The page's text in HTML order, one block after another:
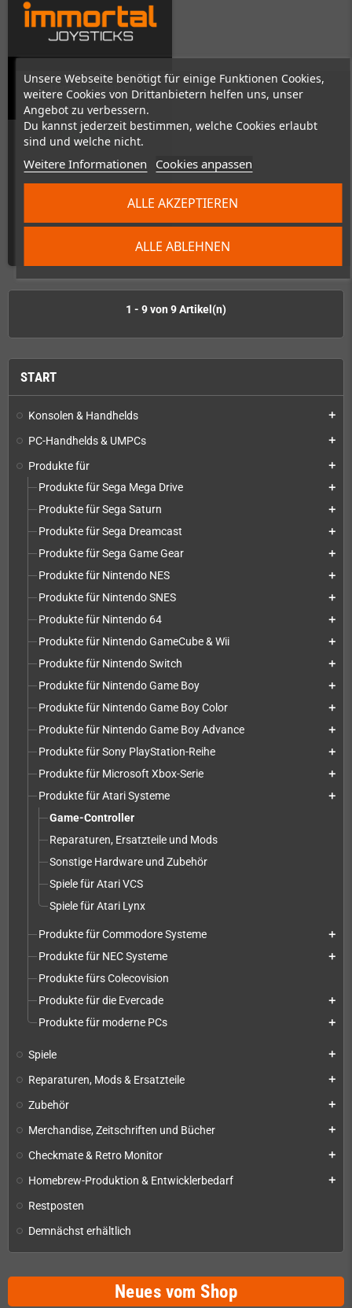
Unsere Webseite benötigt für einige Funktionen Cookies,
weitere Cookies von Drittanbietern helfen uns, unser
Angebot zu verbessern.
Du kannst jederzeit bestimmen, welche Cookies erlaubt
sind und welche nicht.
Weitere Informationen Cookies anpassen
ALLE ABLEHNEN
ALLE AKZEPTIEREN
START
Konsolen & Handhelds add
PC-Handhelds & UMPCs add
Produkte für add
Produkte für Sega Mega Drive add
Produkte für Sega Saturn add
Produkte für Sega Dreamcast add
Produkte für Sega Game Gear add
Produkte für Nintendo NES add
Produkte für Nintendo SNES add
Produkte für Nintendo 64 add
Produkte für Nintendo GameCube & Wii add
Produkte für Nintendo Switch add
Produkte für Nintendo Game Boy add
Produkte für Nintendo Game Boy Color add
Produkte für Nintendo Game Boy Advance add
Produkte für Sony PlayStation-Reihe add
Produkte für Microsoft Xbox-Serie add
Produkte für Atari Systeme add
Game-Controller
Reparaturen, Ersatzteile und Mods
Sonstige Hardware und Zubehör
Spiele für Atari VCS
Spiele für Atari Lynx
Produkte für Commodore Systeme add
Produkte für NEC Systeme add
Produkte fürs Colecovision
Produkte für die Evercade
add
Produkte für moderne PCs add
Spiele add
Reparaturen, Mods & Ersatzteile add
Zubehör add
Merchandise, Zeitschriften und Bücher add
Checkmate & Retro Monitor add
Homebrew-Produktion & Entwicklerbedarf add
Restposten
Demnächst erhältlich
Neues vom Shop
Immortal Joystick
Auf Lager
199,00 €
1 - 9 von 9 Artikel(n)